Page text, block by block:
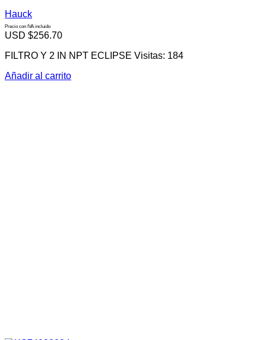
Hauck
Precio con IVA incluido
USD $256.70
FILTRO Y 2 IN NPT ECLIPSE Visitas: 184
Añadir al carrito